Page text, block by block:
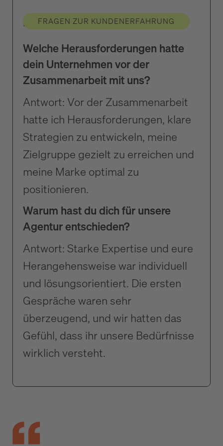
FRAGEN ZUR KUNDENERFAHRUNG
Die Herausforderung
Welche Herausforderungen hatte
dein Unternehmen vor der
Zusammenarbeit mit uns?
Antwort: Vor der Zusammenarbeit
hatte ich Herausforderungen, klare
Strategien zu entwickeln, meine
Zielgruppe gezielt zu erreichen und
meine Marke optimal zu
positionieren.
Warum hast du dich für unsere
Agentur entschieden?
Antwort: Starke Expertise und eure
Herangehensweise war individuell
und lösungsorientiert. Die ersten
Gespräche waren sehr
überzeugend, und wir hatten das
Gefühl, dass ihr unsere Bedürfnisse
wirklich versteht.